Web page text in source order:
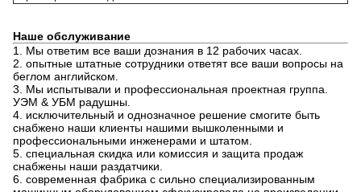
Наше обслуживание
1. Мы ответим все ваши дознания в 12 рабочих часах.
2. опытные штатные сотрудники ответят все ваши вопросы на
беглом английском.
3. Мы испытывали и профессиональная проектная группа.
УЭМ & УБМ радушны.
4. исключительный и однозначное решение смогите быть
снабжено наши клиенты нашими вышколенными и
профессиональными инженерами и штатом.
5. специальная скидка или комиссия и защита продаж
снабжены наши раздатчики.
6. современная фабрика с сильно специализированным